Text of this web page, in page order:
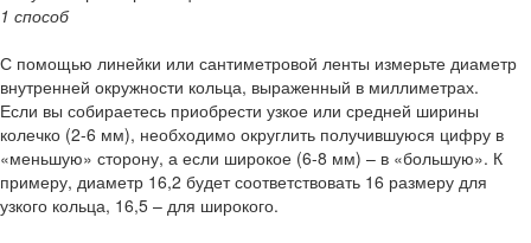
1 способ
С помощью линейки или сантиметровой ленты измерьте диаметр
внутренней окружности кольца, выраженный в миллиметрах.
Если вы собираетесь приобрести узкое или средней ширины
колечко (2-6 мм), необходимо округлить получившуюся цифру в
«меньшую» сторону, а если широкое (6-8 мм) – в «большую». К
примеру, диаметр 16,2 будет соответствовать 16 размеру для
узкого кольца, 16,5 – для широкого.